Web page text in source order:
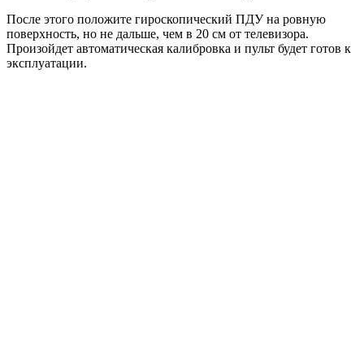
После этого положите гироскопический ПДУ на ровную
поверхность, но не дальше, чем в 20 см от телевизора.
Произойдет автоматическая калибровка и пульт будет готов к
эксплуатации.